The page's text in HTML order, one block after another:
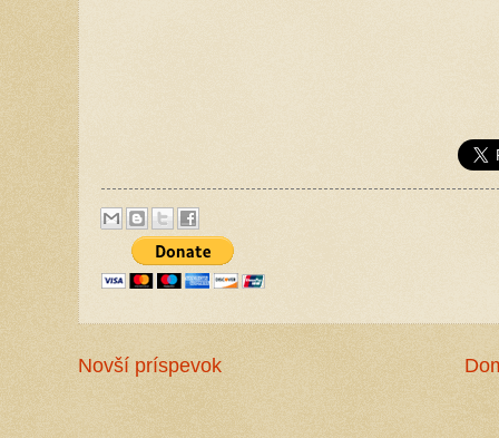
Novší príspevok